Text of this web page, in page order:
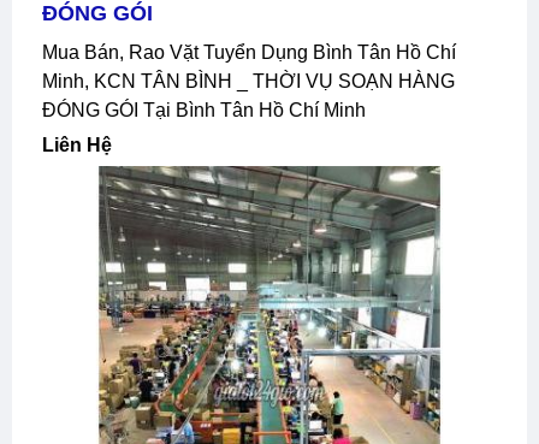
ĐÓNG GÓI
Mua Bán, Rao Vặt Tuyển Dụng Bình Tân Hồ Chí
Minh, KCN TÂN BÌNH _ THỜI VỤ SOẠN HÀNG
ĐÓNG GÓI Tại Bình Tân Hồ Chí Minh
Liên Hệ